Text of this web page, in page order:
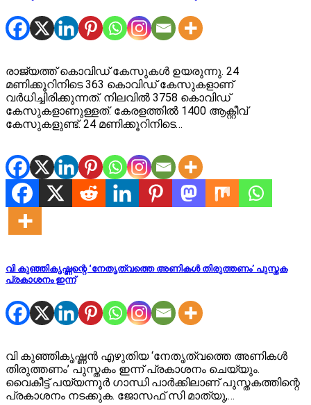
രാജ്യത്ത് കൊവിഡ് കേസുകൾ ഉയരുന്നു. 24
മണിക്കൂറിനിടെ 363 കൊവിഡ് കേസുകളാണ്
വർധിച്ചിരിക്കുന്നത്. നിലവിൽ 3758 കൊവിഡ്
കേസുകളാണുള്ളത്. കേരളത്തിൽ 1400 ആക്റ്റീവ്
കേസുകളുണ്ട്. 24 മണിക്കൂറിനിടെ…
വി കുഞ്ഞികൃഷ്ണന്റെ ‘നേതൃത്വത്തെ അണികള്‍ തിരുത്തണം’ പുസ്തക
പ്രകാശനം ഇന്ന്
വി കുഞ്ഞികൃഷ്ണന്‍ എഴുതിയ ‘നേതൃത്വത്തെ അണികള്‍
തിരുത്തണം’ പുസ്തകം ഇന്ന് പ്രകാശനം ചെയ്യും.
വൈകീട്ട് പയ്യന്നൂര്‍ ഗാന്ധി പാര്‍ക്കിലാണ് പുസ്തകത്തിന്റെ
പ്രകാശനം നടക്കുക. ജോസഫ് സി മാത്യു,…